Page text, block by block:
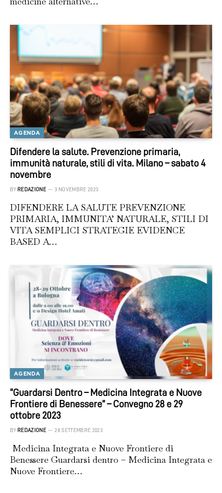
AGENDA
Difendere la salute. Prevenzione primaria,
immunità naturale, stili di vita. Milano – sabato 4
novembre
BY REDAZIONE 3 NOVEMBRE 2023
DIFENDERE LA SALUTE PREVENZIONE
PRIMARIA, IMMUNITA’ NATURALE, STILI DI
VITA SEMPLICI STRATEGIE EVIDENCE
BASED A…
AGENDA
“Guardarsi Dentro – Medicina Integrata e Nuove
Frontiere di Benessere” – Convegno 28 e 29
ottobre 2023
BY REDAZIONE 28 SETTEMBRE 2023
Medicina Integrata e Nuove Frontiere di
Benessere Guardarsi dentro – Medicina Integrata e
Nuove Frontiere…